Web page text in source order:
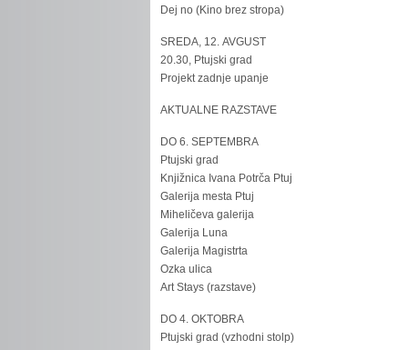
Dej no (Kino brez stropa)
SREDA, 12. AVGUST
20.30, Ptujski grad
Projekt zadnje upanje
AKTUALNE RAZSTAVE
DO 6. SEPTEMBRA
Ptujski grad
Knjižnica Ivana Potrča Ptuj
Galerija mesta Ptuj
Miheličeva galerija
Galerija Luna
Galerija Magistrta
Ozka ulica
Art Stays (razstave)
DO 4. OKTOBRA
Ptujski grad (vzhodni stolp)